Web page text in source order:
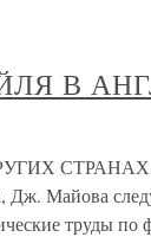
В
Майова
труды по